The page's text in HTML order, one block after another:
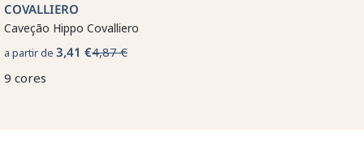
COVALLIERO
Caveção Hippo Covalliero
a partir de 3,41 €4,87 €
9 cores